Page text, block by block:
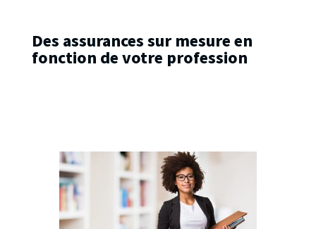
Des assurances sur mesure en
fonction de votre profession